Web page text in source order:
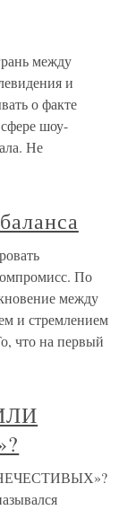
между
и
о факте
шоу-
Не
По
между
и стремлением
что на первый